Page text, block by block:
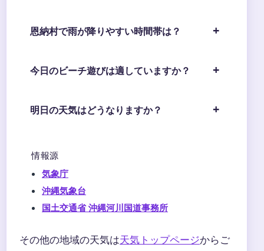
恩納村で雨が降りやすい時間帯は？
今日のビーチ遊びは適していますか？
明日の天気はどうなりますか？
情報源
気象庁
沖縄気象台
国土交通省 沖縄河川国道事務所
その他の地域の天気は天気トップページからご